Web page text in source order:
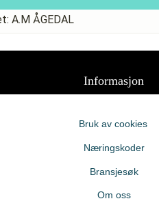
A.M ÅGEDAL
Informasjon
Bruk av cookies
Næringskoder
Bransjesøk
Om oss